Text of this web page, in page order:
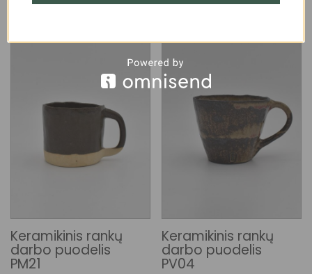
Keramikinis rankų
darbo puodelis
PM21
Keramikinis rankų
darbo puodelis
PV04